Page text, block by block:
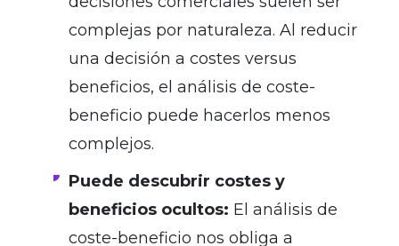
complejas por naturaleza. Al reducir
una decisión a costes versus
beneficios, el análisis de coste-
beneficio puede hacerlos menos
complejos.
Puede descubrir costes y
beneficios ocultos: El análisis de
coste-beneficio nos obliga a